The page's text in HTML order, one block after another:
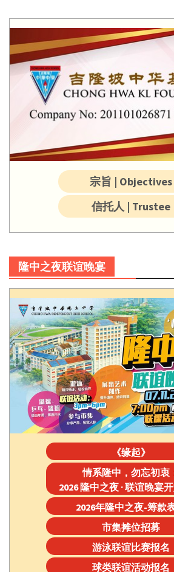
宗旨 | Objectives
信托人 | Trustee
隆中之夜联谊晚宴
《缘起》
情系隆中，勿忘初衷
2026 隆中之夜 · 联谊晚宴
2026年隆中之夜-筹款
市集摊位招募
游泳联谊比赛报名
球类联谊活动报名